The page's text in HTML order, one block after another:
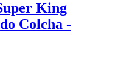
King
Colcha -